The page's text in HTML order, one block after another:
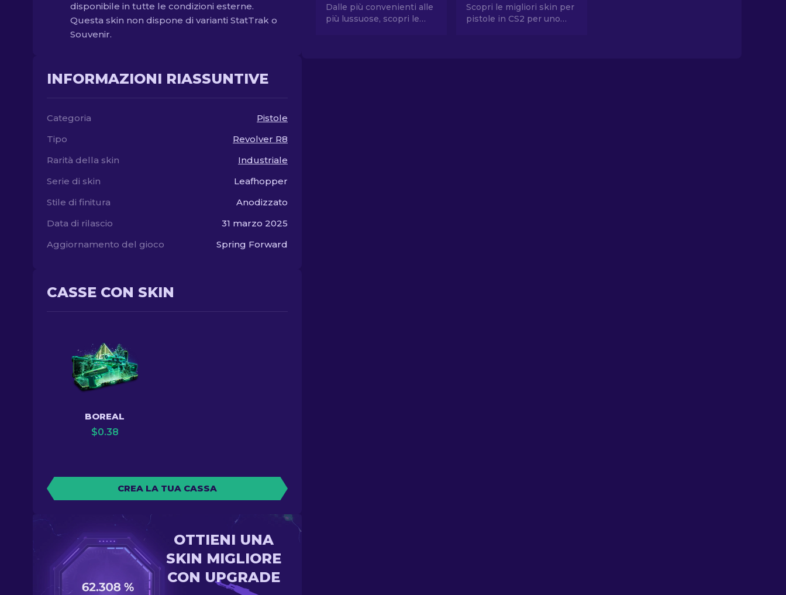
disponibile in tutte le condizioni esterne.
Questa skin non dispone di varianti StatTrak o
Souvenir.
INFORMAZIONI RIASSUNTIVE
Categoria
Pistole
Tipo
Revolver R8
Rarità della skin
Industriale
Serie di skin
Leafhopper
Stile di finitura
Anodizzato
Data di rilascio
31 marzo 2025
Aggiornamento del gioco
Spring Forward
CASSE CON SKIN
BOREAL
$0.38
CREA LA TUA CASSA
OTTIENI UNA
SKIN MIGLIORE
CON UPGRADE
Dalle più convenienti alle
più lussuose, scopri le
Scopri le migliori skin per
pistole in CS2 per uno